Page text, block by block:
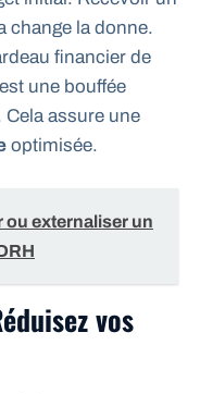
change la donne.
financier de
une bouffée
Cela assure une
optimisée.
ou externaliser un
vos